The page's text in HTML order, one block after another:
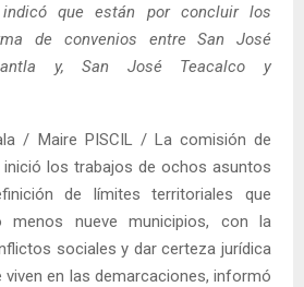
que están por concluir los
de convenios entre San José
y, San José Teacalco y
/ Maire PISCIL / La comisión de
los trabajos de ochos asuntos
de límites territoriales que
nueve municipios, con la
sociales y dar certeza jurídica
en las demarcaciones, informó